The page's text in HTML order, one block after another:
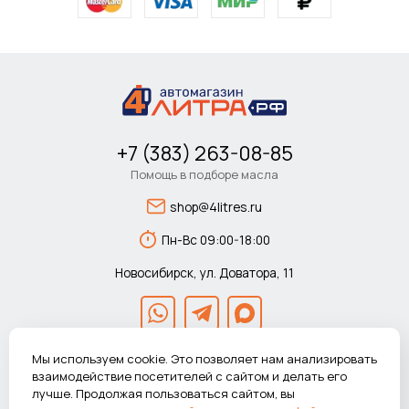
+7 (383) 263-08-85
Помощь в подборе масла
shop@4litres.ru
Пн-Вс 09:00-18:00
Новосибирск, ул. Доватора, 11
Мы используем cookie. Это позволяет нам анализировать
взаимодействие посетителей с сайтом и делать его
лучше. Продолжая пользоваться сайтом, вы